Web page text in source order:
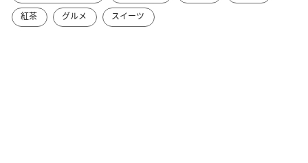
紅茶
グルメ スイーツ